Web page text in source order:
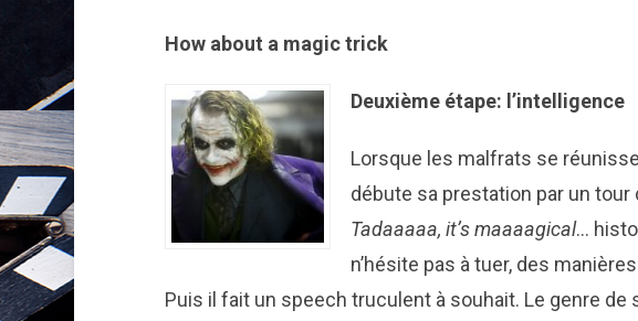
How about a magic trick
Deuxième étape: l’intelligence
Lorsque les malfrats se
débute sa prestation par un
Tadaaaaa, it’s maaaagical…
n’hésite pas à tuer, des
Puis il fait un speech truculent à souhait. Le genre de